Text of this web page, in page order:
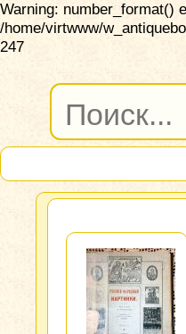
Warning: number_format()
/home/virtwww/
247